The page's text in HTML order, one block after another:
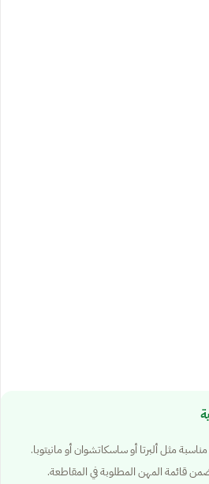
مثل ألبرتا أو ساسكاتشوان أو مانيتوبا.
قائمة المهن المطلوبة في المقاطعة.